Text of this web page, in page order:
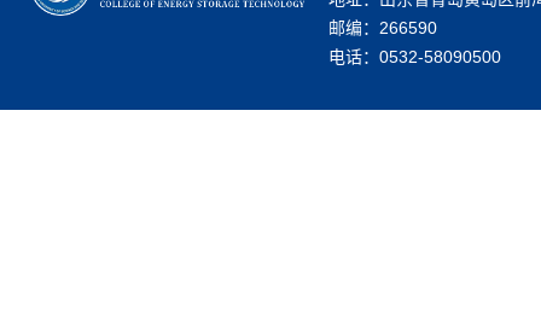
邮编：266590
电话：0532-58090500